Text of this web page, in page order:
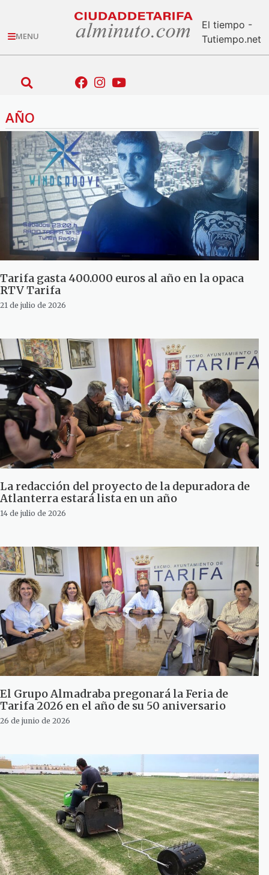
MENU
El tiempo -
Tutiempo.net
AÑO
Tarifa gasta 400.000 euros al año en la opaca
RTV Tarifa
21 de julio de 2026
La redacción del proyecto de la depuradora de
Atlanterra estará lista en un año
14 de julio de 2026
El Grupo Almadraba pregonará la Feria de
Tarifa 2026 en el año de su 50 aniversario
26 de junio de 2026